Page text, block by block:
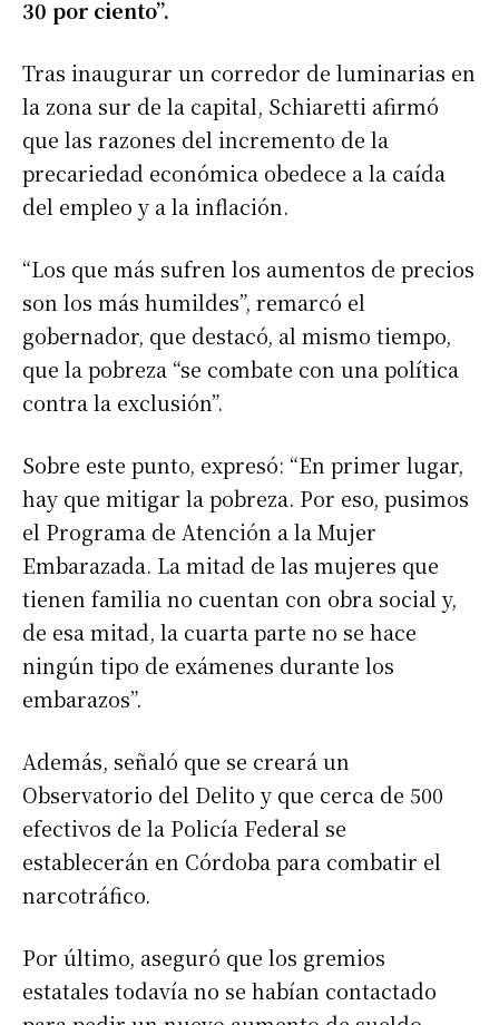
30 por ciento”.
Tras inaugurar un corredor de luminarias en
la zona sur de la capital, Schiaretti afirmó
que las razones del incremento de la
precariedad económica obedece a la caída
del empleo y a la inflación.
“Los que más sufren los aumentos de precios
son los más humildes”, remarcó el
gobernador, que destacó, al mismo tiempo,
que la pobreza “se combate con una política
contra la exclusión”.
Sobre este punto, expresó: “En primer lugar,
hay que mitigar la pobreza. Por eso, pusimos
el Programa de Atención a la Mujer
Embarazada. La mitad de las mujeres que
tienen familia no cuentan con obra social y,
de esa mitad, la cuarta parte no se hace
ningún tipo de exámenes durante los
embarazos”.
Además, señaló que se creará un
Observatorio del Delito y que cerca de 500
efectivos de la Policía Federal se
establecerán en Córdoba para combatir el
narcotráfico.
Por último, aseguró que los gremios
estatales todavía no se habían contactado